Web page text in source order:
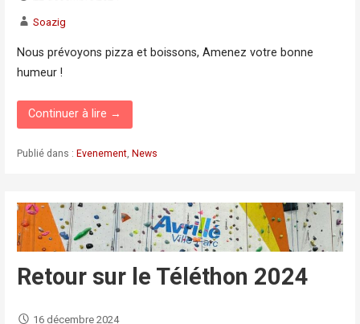
Soazig
Nous prévoyons pizza et boissons, Amenez votre bonne
humeur !
Continuer à lire →
Publié dans : Evenement, News
Retour sur le Téléthon 2024
16 décembre 2024